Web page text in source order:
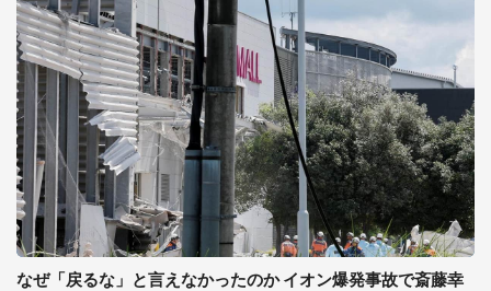
なぜ「戻るな」と言えなかったのか イオン爆発事故で斎藤幸